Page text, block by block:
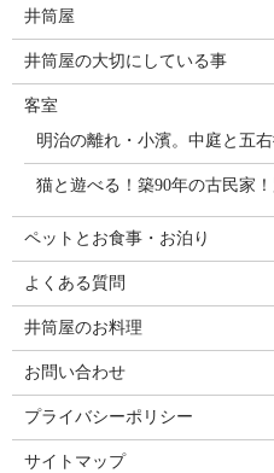
井筒屋
井筒屋の大切にしている事
客室
明治の離れ・小濱。中庭と五右
猫と遊べる！築90年の古民家
ペットとお食事・お泊り
よくある質問
井筒屋のお料理
お問い合わせ
プライバシーポリシー
サイトマップ